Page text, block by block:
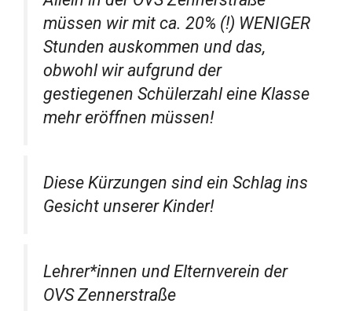
müssen wir mit ca. 20% (!) WENIGER
Stunden auskommen und das,
obwohl wir aufgrund der
gestiegenen Schülerzahl eine Klasse
mehr eröffnen müssen!
Diese Kürzungen sind ein Schlag ins
Gesicht unserer Kinder!
Lehrer*innen und Elternverein der
OVS Zennerstraße